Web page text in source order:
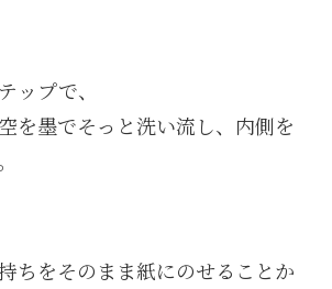
ップで、
を墨でそっと洗い流し、内側を
ちをそのまま紙にのせることか